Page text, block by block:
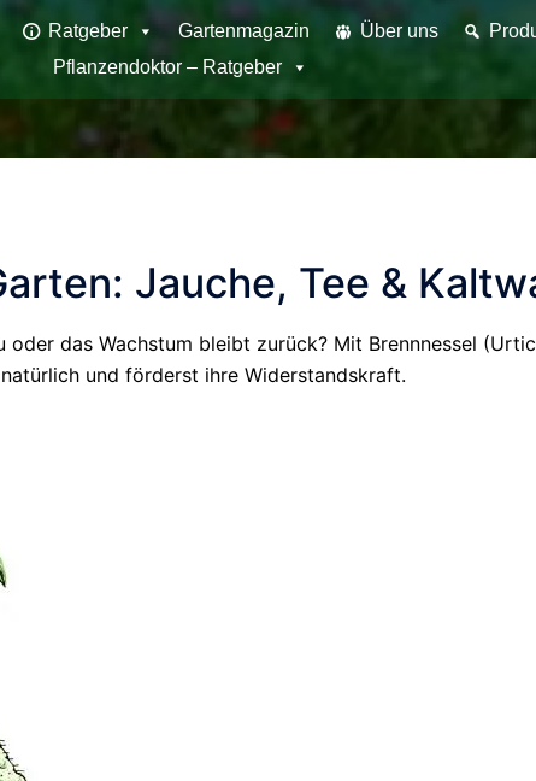
Ratgeber Gartenmagazin Über uns
Pflanzendoktor – Ratgeber
Jauche, Tee &
oder das Wachstum bleibt zurück? Mit Brennnessel
und förderst ihre Widerstandskraft.